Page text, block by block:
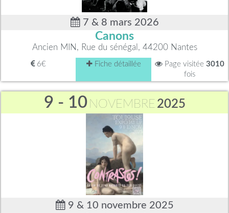
7 & 8 mars 2026
Canons
Ancien MIN, Rue du sénégal, 44200 Nantes
6€ Fiche détaillée Page visitée 3010
fois
9 - 10 NOVEMBRE 2025
9 & 10 novembre 2025